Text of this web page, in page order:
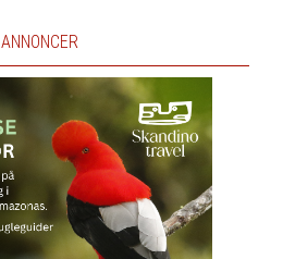
ANNONCER